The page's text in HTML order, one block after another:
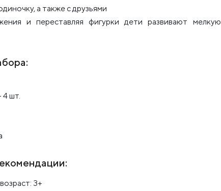
а также с друзьями
и переставляя фигурки дети развивают мелкую
4 шт.
3+